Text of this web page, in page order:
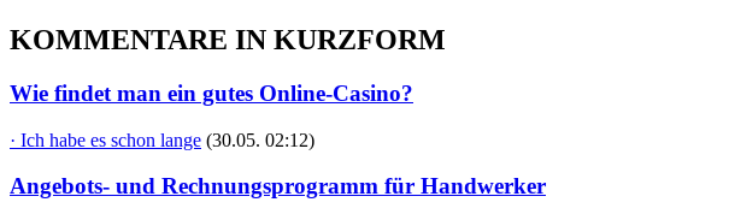
KOMMENTARE IN KURZFORM
Wie findet man ein gutes Online-Casino?
· Ich habe es schon lange (30.05. 02:12)
Angebots- und Rechnungsprogramm für Handwerker